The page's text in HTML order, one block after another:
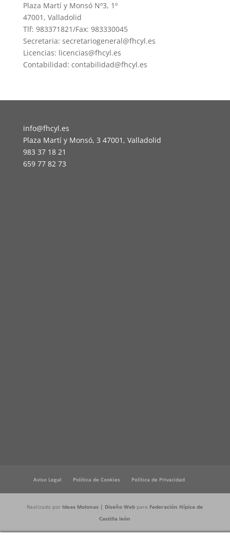
Plaza Martí y Monsó Nº3, 1º
47001, Valladolid
Tlf: 983371821/Fax: 983330045
Secretaria: secretariogeneral@fhcyl.es
Licencias: licencias@fhcyl.es
Contabilidad: contabilidad@fhcyl.es
info@fhcyl.es
Plaza Martí y Monsó, 3 47001, Valladolid
983 37 18 21
659 77 82 73
Aviso Legal Política de Cookies Política de Privacidad
Realizado por Ideas Molonas | Diseño Web para Federación Hípica de
Castilla león